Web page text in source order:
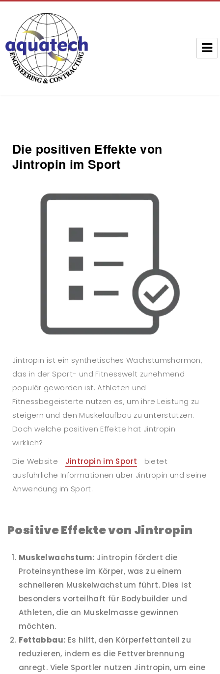
Die positiven Effekte von
Jintropin im Sport
Jintropin ist ein synthetisches Wachstumshormon,
das in der Sport- und Fitnesswelt zunehmend
populär geworden ist. Athleten und
Fitnessbegeisterte nutzen es, um ihre Leistung zu
steigern und den Muskelaufbau zu unterstützen.
Doch welche positiven Effekte hat Jintropin
wirklich?
Die Website
Jintropin im Sport
bietet
ausführliche Informationen über Jintropin und seine
Anwendung im Sport.
Positive Effekte von Jintropin
Muskelwachstum: Jintropin fördert die
Proteinsynthese im Körper, was zu einem
schnelleren Muskelwachstum führt. Dies ist
besonders vorteilhaft für Bodybuilder und
Athleten, die an Muskelmasse gewinnen
möchten.
Fettabbau: Es hilft, den Körperfettanteil zu
reduzieren, indem es die Fettverbrennung
anregt. Viele Sportler nutzen Jintropin, um eine